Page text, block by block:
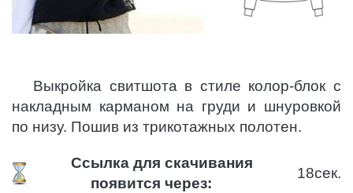
Выкройка свитшота в стиле колор-блок с
накладным карманом на груди и шнуровкой
по низу. Пошив из трикотажных полотен.
Ссылка для скачивания
появится через:
18сек.